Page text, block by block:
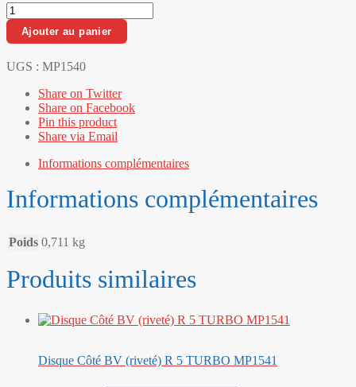
quantité
de
Disque
moteur
TURBO
MP1540
Ajouter au panier
UGS : MP1540
Share on Twitter
Share on Facebook
Pin this product
Share via Email
Informations complémentaires
Informations complémentaires
Poids 0,711 kg
Produits similaires
Disque Côté BV (riveté) R 5 TURBO MP1541